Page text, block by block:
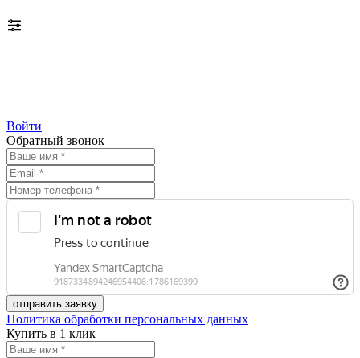
Войти
Обратный звонок
Политика обработки персональных данных
Купить в 1 клик